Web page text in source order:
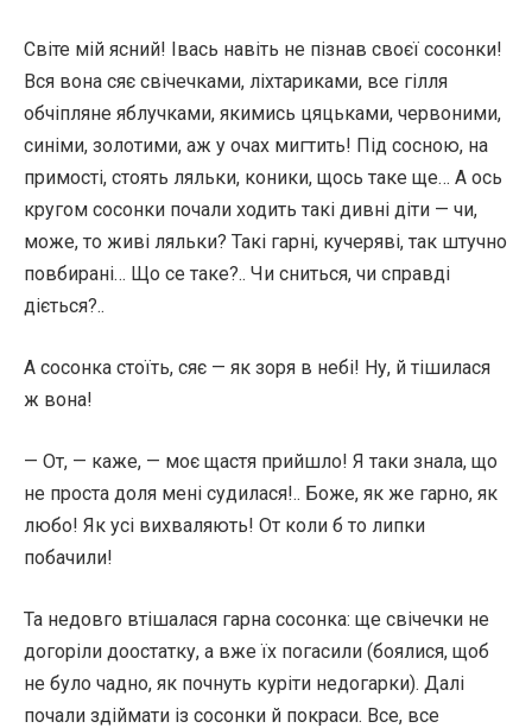
Світе мій ясний! Івась навіть не пізнав своєї сосонки!
Вся вона сяє свічечками, ліхтариками, все гілля
обчіпляне яблучками, якимись цяцьками, червоними,
синіми, золотими, аж у очах мигтить! Під сосною, на
примості, стоять ляльки, коники, щось таке ще… А ось
кругом сосонки почали ходить такі дивні діти — чи,
може, то живі ляльки? Такі гарні, кучеряві, так штучно
повбирані… Що се таке?.. Чи сниться, чи справді
діється?..
А сосонка стоїть, сяє — як зоря в небі! Ну, й тішилася
ж вона!
— От, — каже, — моє щастя прийшло! Я таки знала, що
не проста доля мені судилася!.. Боже, як же гарно, як
любо! Як усі вихваляють! От коли б то липки
побачили!
Та недовго втішалася гарна сосонка: ще свічечки не
догоріли доостатку, а вже їх погасили (боялися, щоб
не було чадно, як почнуть куріти недогарки). Далі
почали здіймати із сосонки й покраси. Все, все